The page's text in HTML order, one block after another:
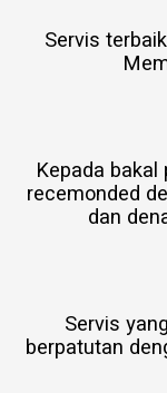
Servis
Kepada
recemonded
dan
Servis
berpatutan